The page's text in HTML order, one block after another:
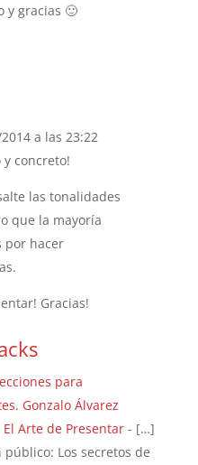
y gracias 🙂
a las 23:22
concreto!
las tonalidades
que la mayoría
por hacer
Gracias!
para
Gonzalo Álvarez
Arte de Presentar- […]
Los secretos de